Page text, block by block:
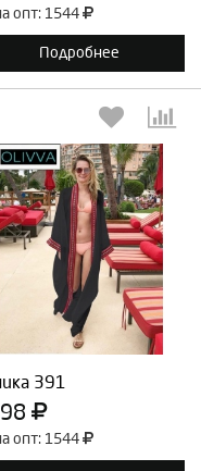
опт: 1544
Подробнее
391
опт: 1544
количество:
Продолжить Отмена